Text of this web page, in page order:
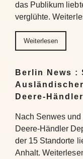
das Publikum
verglühte.
Weiterlesen
Berlin News :
Deere-
Nach Senwes
Deere-Händler
der 15 Standorte
Anhalt.